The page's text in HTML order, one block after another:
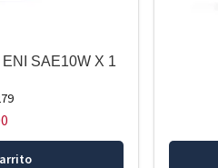
SAE10W X 1